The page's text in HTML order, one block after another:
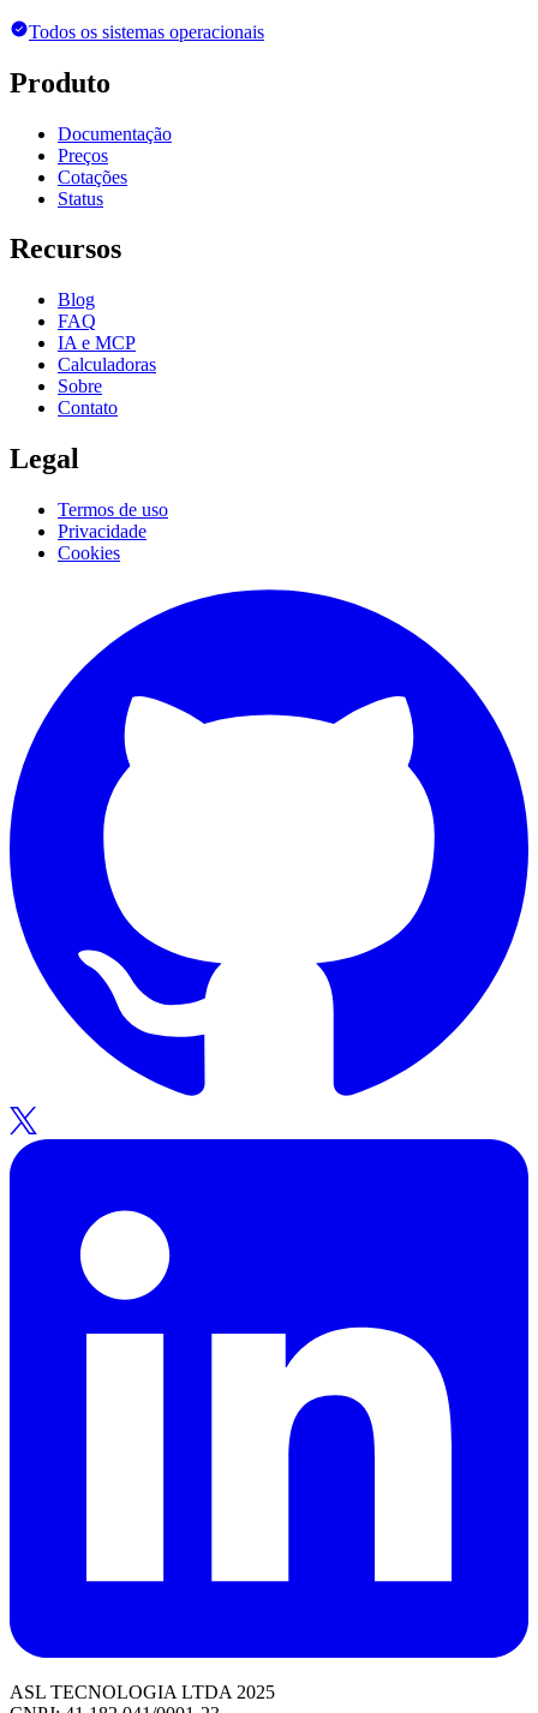
Todos os sistemas operacionais
Produto
Documentação
Preços
Cotações
Status
Recursos
Blog
FAQ
IA e MCP
Calculadoras
Sobre
Contato
Legal
Termos de uso
Privacidade
Cookies
ASL TECNOLOGIA LTDA 2025